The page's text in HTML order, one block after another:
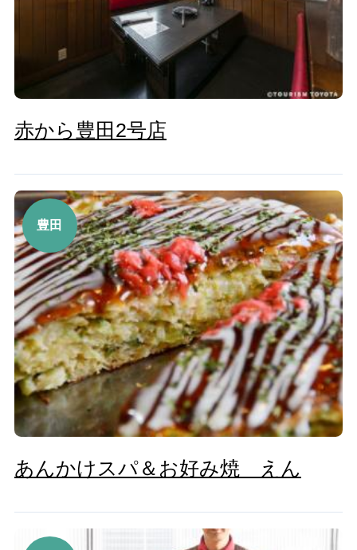
赤から豊田2号店
豊田
あんかけスパ＆お好み焼 えん